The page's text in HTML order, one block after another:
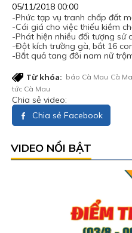
05/11/2018 00:00
-Phức tạp vụ tranh chấp đất
-Cái giá cho việc thiếu kiềm
-Phát hiện nhiều đối tượng sử
-Đột kích trường gà, bắt 16
-Bắt quả tang đôi nam nữ
Từ khóa: báo Cà Mau Cà
tức Cà Mau
Chia sẻ video:
Chia sẻ Facebook
VIDEO NỔI BẬT